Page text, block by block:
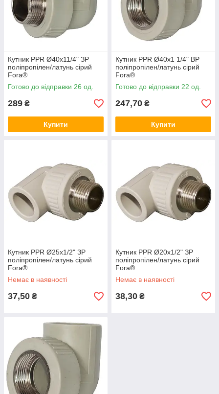
Кутник PPR Ø40х11/4" ЗР
поліпропілен/латунь сірий
Fora®
Готово до відправки 26 од.
289 ₴
Купити
Кутник PPR Ø40х1 1/4" ВР
поліпропілен/латунь сірий
Fora®
Готово до відправки 22 од.
247,70 ₴
Купити
Кутник PPR Ø25х1/2" ЗР
поліпропілен/латунь сірий
Fora®
Немає в наявності
37,50 ₴
Кутник PPR Ø20х1/2" ЗР
поліпропілен/латунь сірий
Fora®
Немає в наявності
38,30 ₴